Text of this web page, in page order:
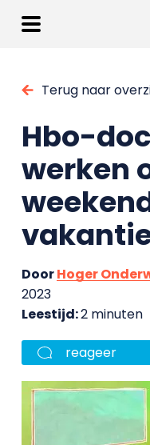
Terug naar
Hbo-
werken
DoorHoger
2023
Leestijd:2 minuten
reageer